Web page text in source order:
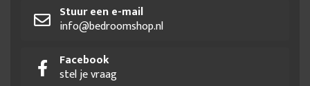
Stuur een e-mail
info@bedroomshop.nl
Facebook
stel je vraag